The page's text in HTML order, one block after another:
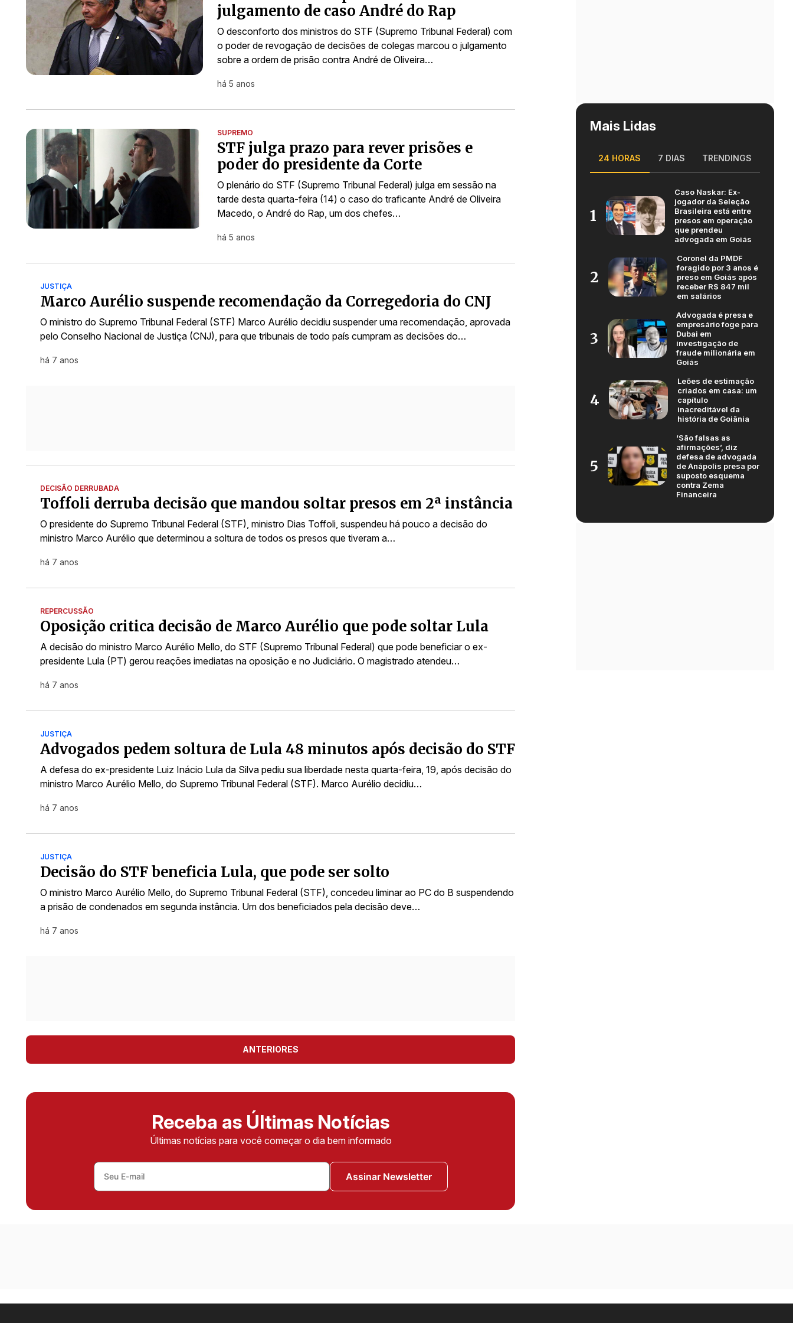
julgamento de caso André do Rap
O desconforto dos ministros do STF (Supremo Tribunal Federal) com
o poder de revogação de decisões de colegas marcou o julgamento
sobre a ordem de prisão contra André de Oliveira…
há 5 anos
SUPREMO
STF julga prazo para rever prisões e
poder do presidente da Corte
O plenário do STF (Supremo Tribunal Federal) julga em sessão na
tarde desta quarta-feira (14) o caso do traficante André de Oliveira
Macedo, o André do Rap, um dos chefes…
há 5 anos
JUSTIÇA
Marco Aurélio suspende recomendação da Corregedoria do CNJ
O ministro do Supremo Tribunal Federal (STF) Marco Aurélio decidiu suspender uma recomendação, aprovada
pelo Conselho Nacional de Justiça (CNJ), para que tribunais de todo país cumpram as decisões do…
há 7 anos
DECISÃO DERRUBADA
Toffoli derruba decisão que mandou soltar presos em 2ª instância
O presidente do Supremo Tribunal Federal (STF), ministro Dias Toffoli, suspendeu há pouco a decisão do
ministro Marco Aurélio que determinou a soltura de todos os presos que tiveram a…
há 7 anos
REPERCUSSÃO
Oposição critica decisão de Marco Aurélio que pode soltar Lula
A decisão do ministro Marco Aurélio Mello, do STF (Supremo Tribunal Federal) que pode beneficiar o ex-
presidente Lula (PT) gerou reações imediatas na oposição e no Judiciário. O magistrado atendeu…
há 7 anos
JUSTIÇA
Advogados pedem soltura de Lula 48 minutos após decisão do STF
A defesa do ex-presidente Luiz Inácio Lula da Silva pediu sua liberdade nesta quarta-feira, 19, após decisão do
ministro Marco Aurélio Mello, do Supremo Tribunal Federal (STF). Marco Aurélio decidiu…
há 7 anos
JUSTIÇA
Decisão do STF beneficia Lula, que pode ser solto
O ministro Marco Aurélio Mello, do Supremo Tribunal Federal (STF), concedeu liminar ao PC do B suspendendo
a prisão de condenados em segunda instância. Um dos beneficiados pela decisão deve…
há 7 anos
ANTERIORES
Receba as Últimas Notícias
Últimas notícias para você começar o dia bem informado
Assinar Newsletter
Mais Lidas
24 HORAS 7 DIAS TRENDINGS
1
Caso Naskar: Ex-
jogador da Seleção
Brasileira está entre
presos em operação
que prendeu
advogada em Goiás
2
Coronel da PMDF
foragido por 3 anos é
preso em Goiás após
receber R$ 847 mil
em salários
3
Advogada é presa e
empresário foge para
Dubai em
investigação de
fraude milionária em
Goiás
4
Leões de estimação
criados em casa: um
capítulo
inacreditável da
história de Goiânia
5
‘São falsas as
afirmações’, diz
defesa de advogada
de Anápolis presa por
suposto esquema
contra Zema
Financeira